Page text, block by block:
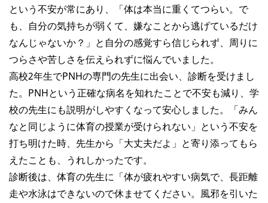
という不安が常にあり、「体は本当に重くてつらい。で
も、自分の気持ちが弱くて、嫌なことから逃げているだけ
なんじゃないか？」と自分の感覚すら信じられず、周りに
つらさや苦しさを伝えられずに悩んでいました。
高校2年生でPNHの専門の先生に出会い、診断を受けまし
た。PNHという正確な病名を知れたことで不安も減り、学
校の先生にも説明がしやすくなって安心しました。「みん
なと同じように体育の授業が受けられない」という不安を
打ち明けた時、先生から「大丈夫だよ」と寄り添ってもら
えたことも、うれしかったです。
診断後は、体育の先生に「体が疲れやすい病気で、長距離
走や水泳はできないので休ませてください。風邪を引いた